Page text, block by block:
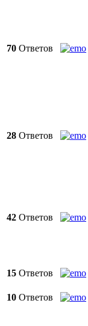
70 Ответов
28 Ответов
42 Ответов
15 Ответов
10 Ответов